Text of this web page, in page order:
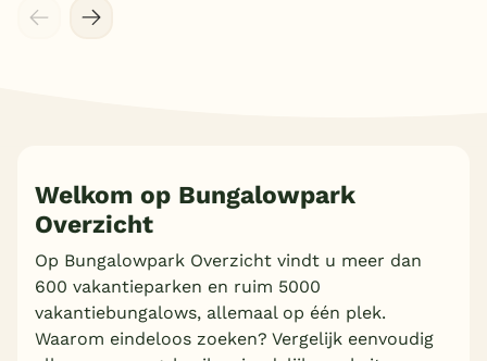
Welkom op Bungalowpark
Overzicht
Op Bungalowpark Overzicht vindt u meer dan
600 vakantieparken en ruim 5000
vakantiebungalows, allemaal op één plek.
Waarom eindeloos zoeken? Vergelijk eenvoudig